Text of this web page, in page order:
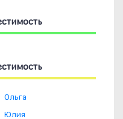
Ольга
Юлия